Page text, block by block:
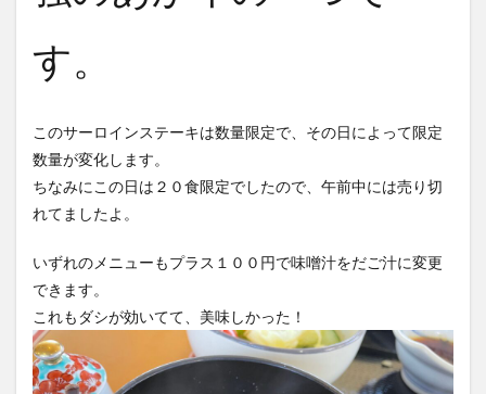
す。
このサーロインステーキは数量限定で、その日によって限定
数量が変化します。
ちなみにこの日は２０食限定でしたので、午前中には売り切
れてましたよ。
いずれのメニューもプラス１００円で味噌汁をだご汁に変更
できます。
これもダシが効いてて、美味しかった！